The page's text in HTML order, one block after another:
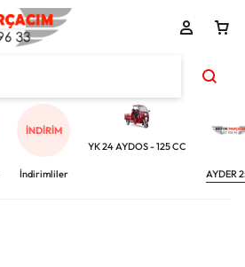
İNDIRIM
İndirimliler
YK 24 AYDOS - 125 CC
AYDER